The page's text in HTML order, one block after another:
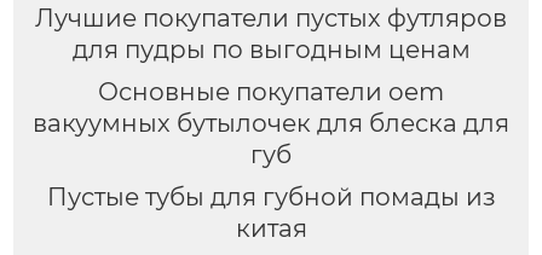
Лучшие покупатели пустых футляров
для пудры по выгодным ценам
Основные покупатели oem
вакуумных бутылочек для блеска для
губ
Пустые тубы для губной помады из
китая